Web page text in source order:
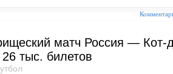
матч Россия — Кот-
тыс. билетов